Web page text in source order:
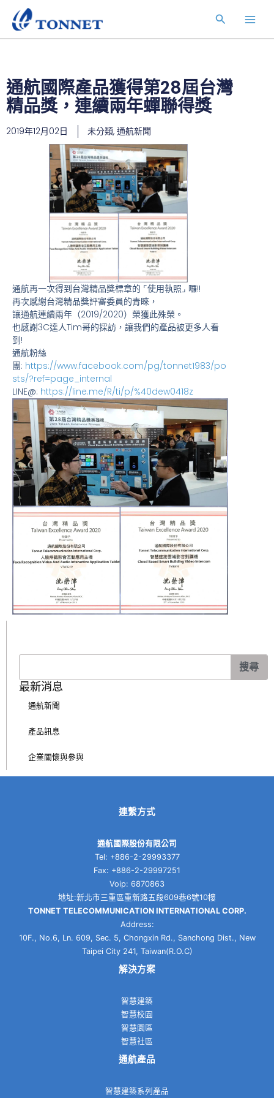
搜
尋
通航國際產品獲得第28屆台灣
精品獎，連續兩年蟬聯得獎
2019年12月02日 未分類, 通航新聞
通航再一次得到台灣精品獎標章的 ⌜使用執照⌟ 囉!!
再次感謝台灣精品獎評審委員的青睞，
讓通航連續兩年（2019/2020）榮獲此殊榮。
也感謝3C達人Tim哥的採訪，讓我們的產品被更多人看
到!
通航粉絲
團: https://www.facebook.com/pg/tonnet1983/po
sts/?ref=page_internal
LINE@: https://line.me/R/ti/p/%40dew0418z
搜尋
最新消息
通航新聞
產品訊息
企業關懷與參與
連繫方式
通航國際股份有限公司
Tel: +886-2-29993377
Fax: +886-2-29997251
Voip: 6870863
地址:新北市三重區重新路五段609巷6號10樓
TONNET TELECOMMUNICATION INTERNATIONAL CORP.
Address:
10F., No.6, Ln. 609, Sec. 5, Chongxin Rd., Sanchong Dist., New
Taipei City 241, Taiwan(R.O.C)
解決方案
智慧建築
智慧校園
智慧園區
智慧社區
通航產品
智慧建築系列產品